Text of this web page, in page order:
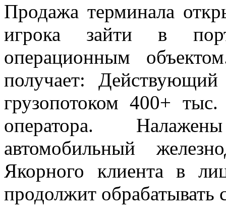
Продажа терминала
игрока зайти в
операционным
получает:
грузопотоком 400+
оператора.
автомобильный
Якорного клиента в
продолжит обрабатывать